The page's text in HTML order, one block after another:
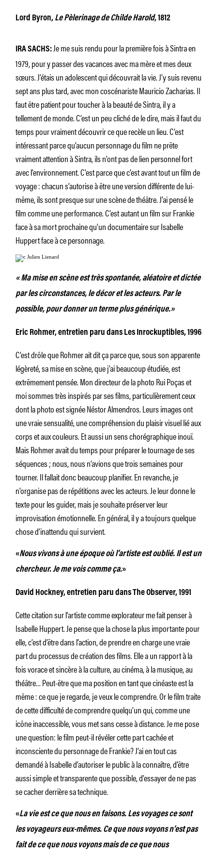
Lord Byron, Le Pèlerinage de Childe Harold, 1812
IRA SACHS: Je me suis rendu pour la première fois à Sintra en
1979, pour y passer des vacances avec ma mère et mes deux
sœurs. J’étais un adolescent qui découvrait la vie. J’y suis revenu
sept ans plus tard, avec mon coscénariste Mauricio Zacharias. Il
faut être patient pour toucher à la beauté de Sintra, il y a
tellement de monde. C’est un peu cliché de le dire, mais il faut du
temps pour vraiment découvrir ce que recèle un lieu. C’est
intéressant parce qu’aucun personnage du film ne prête
vraiment attention à Sintra, ils n’ont pas de lien personnel fort
avec l’environnement. C’est parce que c’est avant tout un film de
voyage : chacun s’autorise à être une version différente de lui-
même, ils sont presque sur une scène de théâtre. J’ai pensé le
film comme une performance. C’est autant un film sur Frankie
face à sa mort prochaine qu’un documentaire sur Isabelle
Huppert face à ce personnage.
« Ma mise en scène est très spontanée, aléatoire et dictée
par les circonstances, le décor et les acteurs. Par le
possible, pour donner un terme plus générique.»
Eric Rohmer, entretien paru dans Les Inrockuptibles, 1996
C’est drôle que Rohmer ait dit ça parce que, sous son apparente
légèreté, sa mise en scène, que j’ai beaucoup étudiée, est
extrêmement pensée. Mon directeur de la photo Rui Poças et
moi sommes très inspirés par ses films, particulièrement ceux
dont la photo est signée Néstor Almendros. Leurs images ont
une vraie sensualité, une compréhension du plaisir visuel lié aux
corps et aux couleurs. Et aussi un sens chorégraphique inouï.
Mais Rohmer avait du temps pour préparer le tournage de ses
séquences ; nous, nous n’avions que trois semaines pour
tourner. Il fallait donc beaucoup planifier. En revanche, je
n’organise pas de répétitions avec les acteurs. Je leur donne le
texte pour les guider, mais je souhaite préserver leur
improvisation émotionnelle. En général, il y a toujours quelque
chose d’inattendu qui survient.
«Nous vivons à une époque où l’artiste est oublié. Il est un
chercheur. Je me vois comme ça.»
David Hockney, entretien paru dans The Observer, 1991
Cette citation sur l’artiste comme explorateur me fait penser à
Isabelle Huppert. Je pense que la chose la plus importante pour
elle, c’est d’être dans l’action, de prendre en charge une vraie
part du processus de création des films. Elle a un rapport à la
fois vorace et sincère à la culture, au cinéma, à la musique, au
théâtre… Peut-être que ma position en tant que cinéaste est la
même : ce que je regarde, je veux le comprendre. Or le film traite
de cette difficulté de comprendre quelqu’un qui, comme une
icône inaccessible, vous met sans cesse à distance. Je me pose
une question: le film peut-il révéler cette part cachée et
inconsciente du personnage de Frankie? J’ai en tout cas
demandé à Isabelle d’autoriser le public à la connaître, d’être
aussi simple et transparente que possible, d’essayer de ne pas
se cacher derrière sa technique.
«La vie est ce que nous en faisons. Les voyages ce sont
les voyageurs eux-mêmes. Ce que nous voyons n’est pas
fait de ce que nous voyons mais de ce que nous